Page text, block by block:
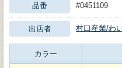
品番 #0451109
出店者 村口産業/わ
カラー